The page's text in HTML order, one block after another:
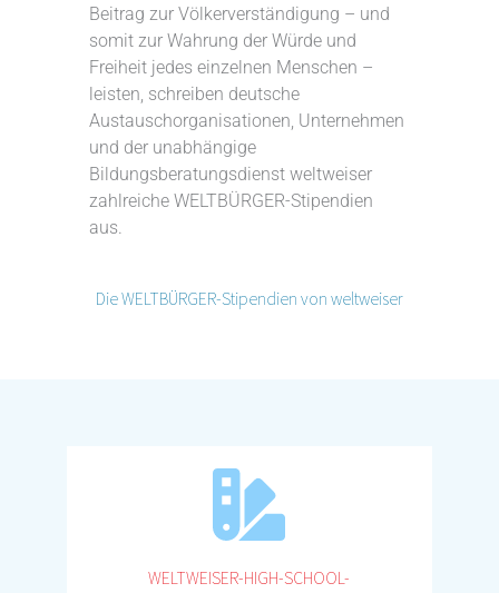
Beitrag zur Völkerverständigung – und
somit zur Wahrung der Würde und
Freiheit jedes einzelnen Menschen –
leisten, schreiben deutsche
Austauschorganisationen, Unternehmen
und der unabhängige
Bildungsberatungsdienst weltweiser
zahlreiche WELTBÜRGER-Stipendien
aus.
Die WELTBÜRGER-Stipendien von weltweiser
WELTWEISER-HIGH-SCHOOL-